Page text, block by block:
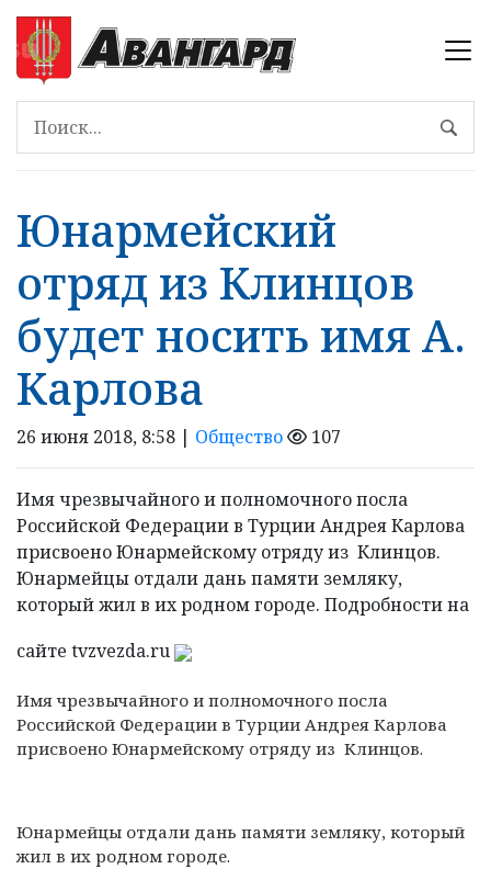
Юнармейский
отряд из Клинцов
будет носить имя А.
Карлова
26 июня 2018, 8:58 | Общество 107
Имя чрезвычайного и полномочного посла
Российской Федерации в Турции Андрея Карлова
присвоено Юнармейскому отряду из Клинцов.
Юнармейцы отдали дань памяти земляку,
который жил в их родном городе. Подробности на
сайте tvzvezda.ru
Имя чрезвычайного и полномочного посла
Российской Федерации в Турции Андрея Карлова
присвоено Юнармейскому отряду из Клинцов.
Юнармейцы отдали дань памяти земляку, который
жил в их родном городе.